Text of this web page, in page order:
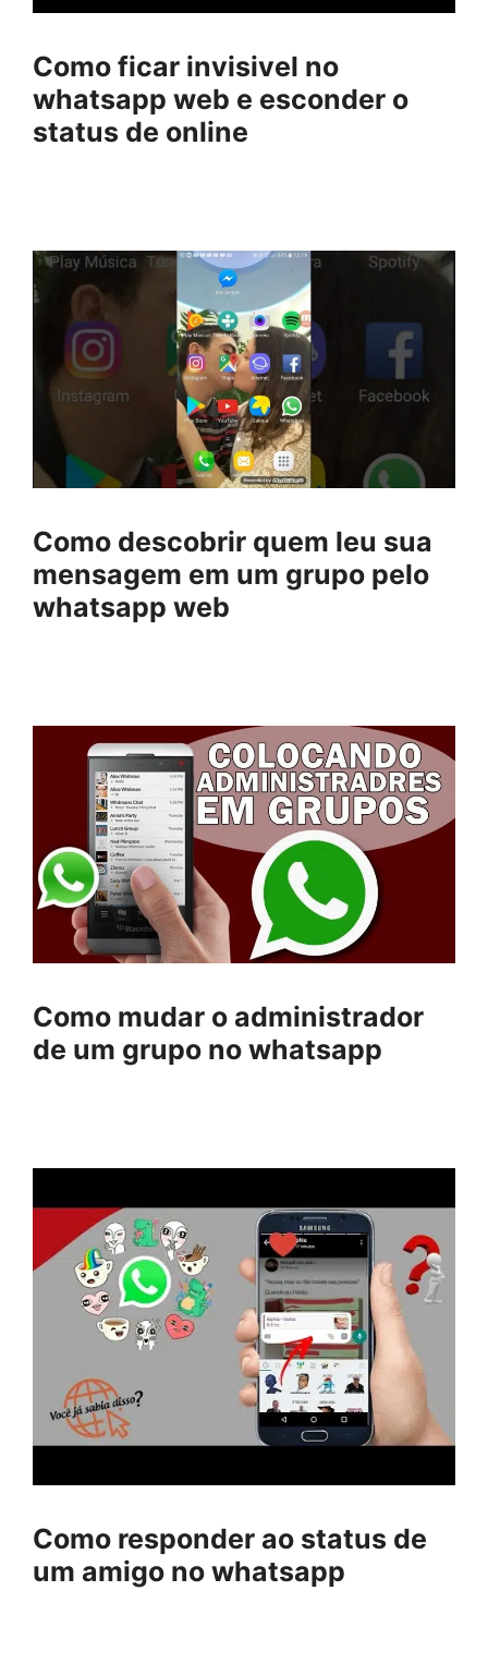
Como ficar invisivel no
whatsapp web e esconder o
status de online
Como descobrir quem leu sua
mensagem em um grupo pelo
whatsapp web
Como mudar o administrador
de um grupo no whatsapp
Como responder ao status de
um amigo no whatsapp